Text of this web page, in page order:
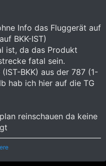
Info das Fluggerät auf
BKK-IST)
ist, da das Produkt
fatal sein.
BKK) aus der 787 (1-
hab ich hier auf die TG
reinschauen da keine